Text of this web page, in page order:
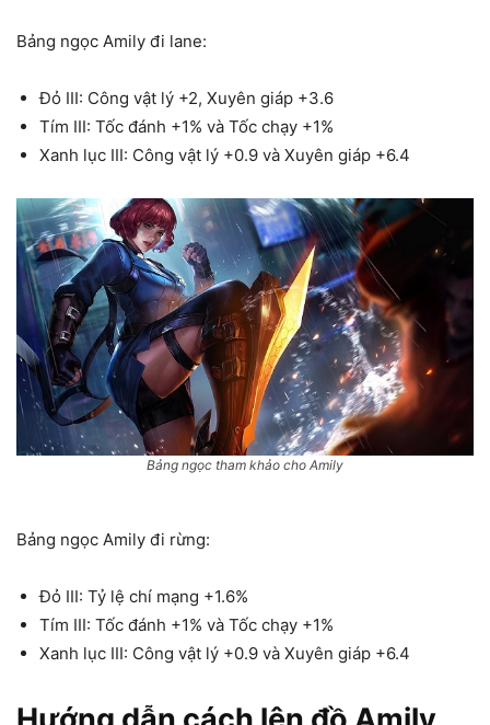
Bảng ngọc Amily đi lane:
Đỏ III: Công vật lý +2, Xuyên giáp +3.6
Tím III: Tốc đánh +1% và Tốc chạy +1%
Xanh lục III: Công vật lý +0.9 và Xuyên giáp +6.4
Bảng ngọc tham khảo cho Amily
Bảng ngọc Amily đi rừng:
Đỏ III: Tỷ lệ chí mạng +1.6%
Tím III: Tốc đánh +1% và Tốc chạy +1%
Xanh lục III: Công vật lý +0.9 và Xuyên giáp +6.4